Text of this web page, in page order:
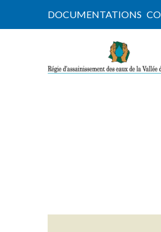
DOCUMENTATIONS